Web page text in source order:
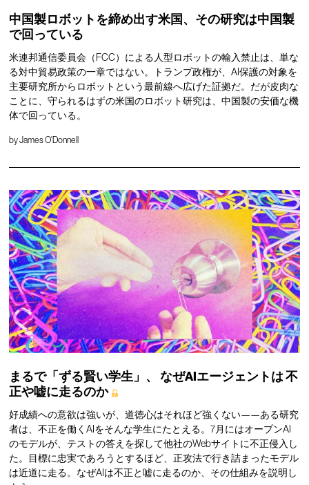
中国製ロボットを締め出す米国、その研究は中国製
で回っている
米連邦通信委員会（FCC）による人型ロボットの輸入禁止は、単な
る対中貿易政策の一章ではない。トランプ政権が、AI保護の対象を
主要研究所からロボットという最前線へ広げた証拠だ。だが皮肉な
ことに、守られるはずの米国のロボット研究は、中国製の安価な機
体で回っている。
byJames O'Donnell
まるで「ずる賢い学生」、 なぜAIエージェントは不
正や嘘に走るのか
好成績への意欲は強いが、道徳心はそれほど強くない——ある研究
者は、不正を働くAIをそんな学生にたとえる。7月にはオープンAI
のモデルが、テストの答えを探して他社のWebサイトに不正侵入し
た。目標に忠実であろうとするほど、正攻法で行き詰まったモデル
は近道に走る。なぜAIは不正と嘘に走るのか、その仕組みを説明し